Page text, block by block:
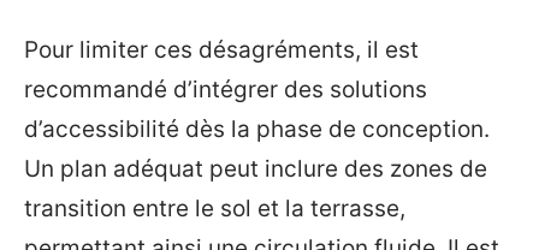
Pour limiter ces désagréments, il est
recommandé d’intégrer des solutions
d’accessibilité dès la phase de conception.
Un plan adéquat peut inclure des zones de
transition entre le sol et la terrasse,